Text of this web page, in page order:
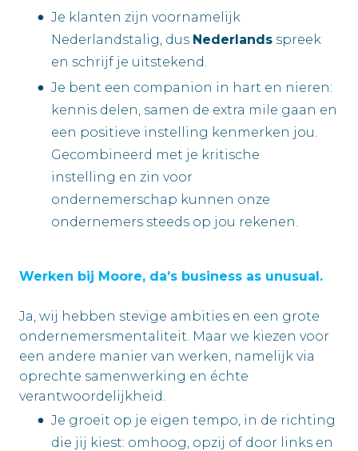
Je klanten zijn voornamelijk
Nederlandstalig, dus Nederlands spreek
en schrijf je uitstekend.
Je bent een companion in hart en nieren:
kennis delen, samen de extra mile gaan en
een positieve instelling kenmerken jou.
Gecombineerd met je kritische
instelling en zin voor
ondernemerschap kunnen onze
ondernemers steeds op jou rekenen.
Werken bij Moore, da’s business as unusual.
Ja, wij hebben stevige ambities en een grote
ondernemersmentaliteit. Maar we kiezen voor
een andere manier van werken, namelijk via
oprechte samenwerking en échte
verantwoordelijkheid.
Je groeit op je eigen tempo, in de richting
die jij kiest: omhoog, opzij of door links en